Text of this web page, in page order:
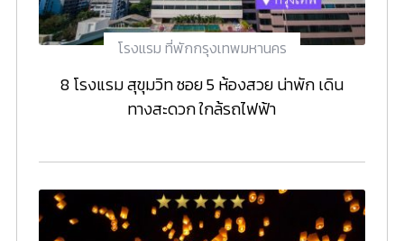
โรงแรม ที่พักกรุงเทพมหานคร
8 โรงแรม สุขุมวิท ซอย 5 ห้องสวย น่าพัก เดิน
ทางสะดวก ใกล้รถไฟฟ้า